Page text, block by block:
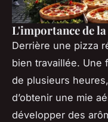
L'importance de
Derrière une pizza
bien travaillée. Une
de plusieurs
d’obtenir une mie
développer des